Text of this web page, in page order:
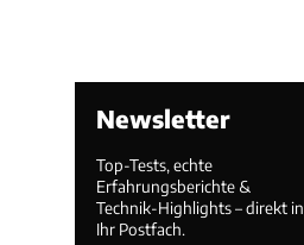
Newsletter
Top-Tests, echte
Erfahrungsberichte &
Technik-Highlights – direkt in
Ihr Postfach.